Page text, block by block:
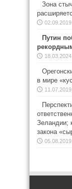
Зона
02.09.2019
Путин
18.03.2024
в мире
11.07.2019
Зеландии;
закона
05.08.2019